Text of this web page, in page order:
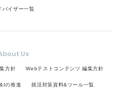
バイザー一覧
Us
方針 Webテストコンテンツ 編集方針
の推進 就活対策資料&ツール一覧